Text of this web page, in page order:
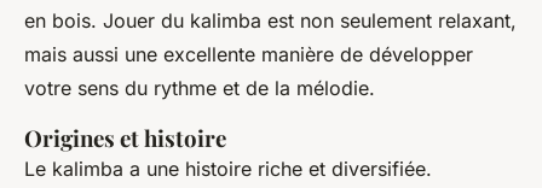
en bois. Jouer du kalimba est non seulement relaxant,
mais aussi une excellente manière de développer
votre sens du rythme et de la mélodie.
Origines et histoire
Le kalimba a une histoire riche et diversifiée.